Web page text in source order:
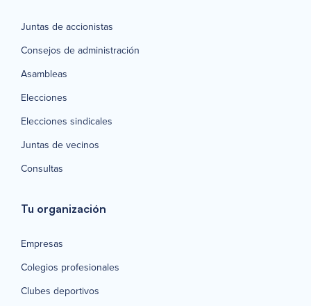
Juntas de accionistas
Consejos de administración
Asambleas
Elecciones
Elecciones sindicales
Juntas de vecinos
Consultas
Tu organización
Empresas
Colegios profesionales
Clubes deportivos